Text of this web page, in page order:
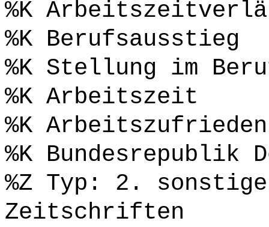
%K
%K Berufsausstieg
%K Stellung im
%K Arbeitszeit
%K
%K Bundesrepublik
%Z Typ: 2.
Zeitschriften